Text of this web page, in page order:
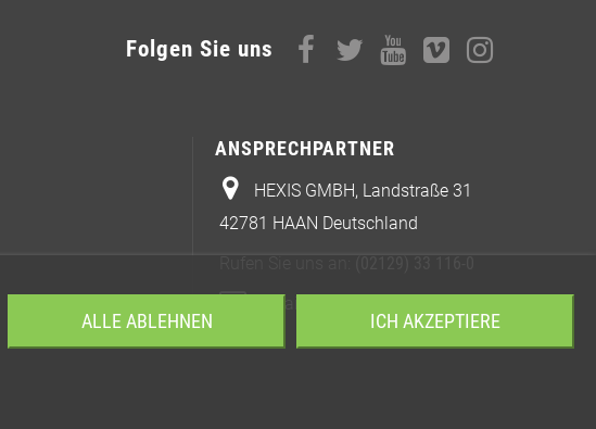
Folgen Sie uns
ANSPRECHPARTNER
HEXIS GMBH, Landstraße 31
42781 HAAN Deutschland
E-Mail
ALLE ABLEHNEN ICH AKZEPTIERE